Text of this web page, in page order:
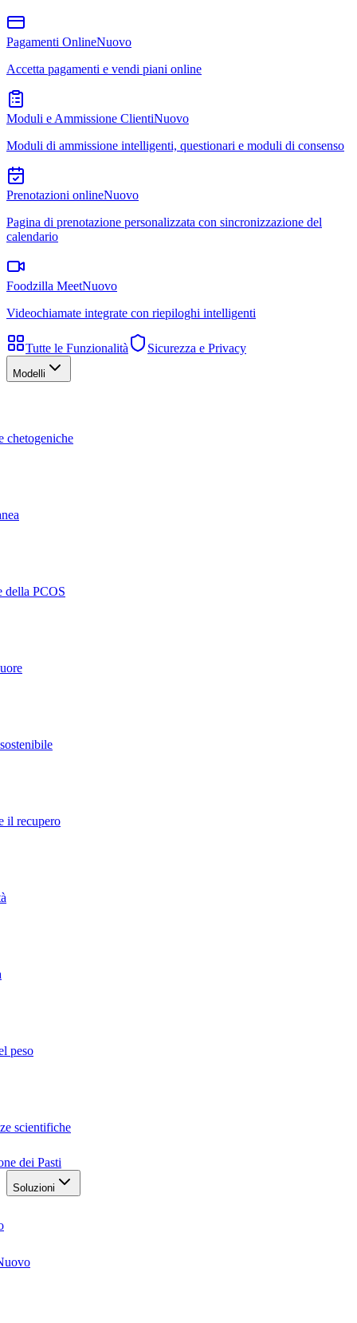
Pagamenti OnlineNuovo
Accetta pagamenti e vendi piani online
Moduli e Ammissione ClientiNuovo
Moduli di ammissione intelligenti, questionari e moduli di consenso
Prenotazioni onlineNuovo
Pagina di prenotazione personalizzata con sincronizzazione del
calendario
Foodzilla MeetNuovo
Videochiamate integrate con riepiloghi intelligenti
Tutte le Funzionalità Sicurezza e Privacy
Modelli
chetogeniche
della PCOS
il recupero
peso
scientifiche
dei Pasti
Soluzioni